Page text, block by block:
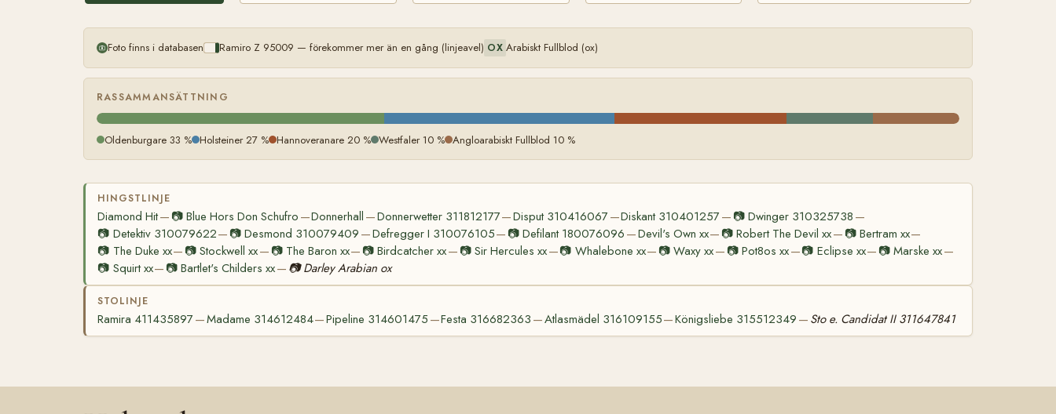
Foto finns i databasen Ramiro Z 95009 — förekommer mer än en gång (linjeavel) OX Arabiskt Fullblod (ox)
RASSAMMANSÄTTNING
Oldenburgare 33 % Holsteiner 27 % Hannoveranare 20 % Westfaler 10 % Angloarabiskt Fullblod 10 %
HINGSTLINJE
Diamond Hit— 📷Blue Hors Don Schufro —Donnerhall —Donnerwetter 311812177—Disput 310416067 —Diskant 310401257 — 📷Dwinger 310325738 —
📷 Detektiv 310079622— 📷Desmond 310079409 —Defregger I 310076105— 📷Defilant 180076096 —Devil's Own xx— 📷Robert The Devil xx— 📷 Bertram xx—
📷 The Duke xx— 📷Stockwell xx— 📷 The Baron xx— 📷 Birdcatcher xx— 📷Sir Hercules xx—📷 Whalebone xx— 📷Waxy xx— 📷Pot8os xx—📷 Eclipse xx— 📷Marske xx—
📷 Squirt xx— 📷Bartlet's Childers xx— 📷 Darley Arabian ox
STOLINJE
Ramira 411435897 —Madame 314612484—Pipeline 314601475 —Festa 316682363 —Atlasmädel 316109155—Königsliebe 315512349 — Sto e. Candidat II 311647841